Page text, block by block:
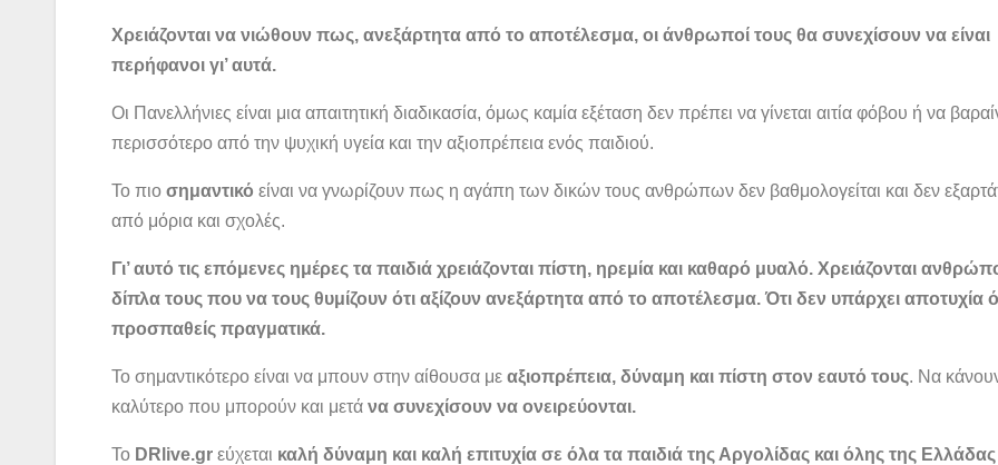
Χρειάζονται να νιώθουν πως, ανεξάρτητα από το αποτέλεσμα, οι άνθρωποί τους θα συνεχίσουν να είναι
περήφανοι γι’ αυτά.
Οι Πανελλήνιες είναι μια απαιτητική διαδικασία, όμως καμία εξέταση δεν πρέπει να γίνεται αιτία φόβου ή να
περισσότερο από την ψυχική υγεία και την αξιοπρέπεια ενός παιδιού.
Το πιο σημαντικό είναι να γνωρίζουν πως η αγάπη των δικών τους ανθρώπων δεν βαθμολογείται και δεν
από μόρια και σχολές.
Γι’ αυτό τις επόμενες ημέρες τα παιδιά χρειάζονται πίστη, ηρεμία και καθαρό μυαλό. Χρειάζονται
δίπλα τους που να τους θυμίζουν ότι αξίζουν ανεξάρτητα από το αποτέλεσμα. Ότι δεν υπάρχει αποτυχία
προσπαθείς πραγματικά.
Το σημαντικότερο είναι να μπουν στην αίθουσα με αξιοπρέπεια, δύναμη και πίστη στον εαυτό τους. Να
καλύτερο που μπορούν και μετά να συνεχίσουν να ονειρεύονται.
Το DRlive.gr εύχεται καλή δύναμη και καλή επιτυχία σε όλα τα παιδιά της Αργολίδας και όλης της Ελλάδας